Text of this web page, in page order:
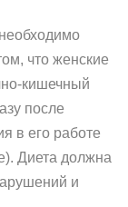
что женские
кишечный
после
в его работе
Диета должна
и